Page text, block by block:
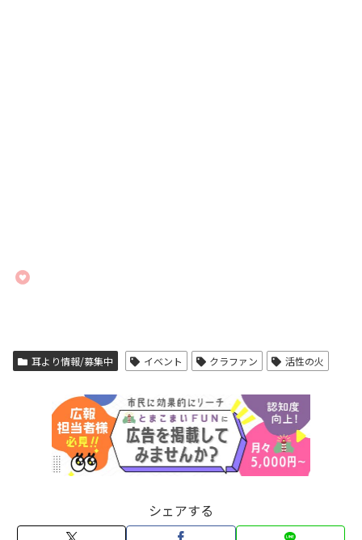
耳より情報/募集中 イベント クラファン 活性の火
シェアする